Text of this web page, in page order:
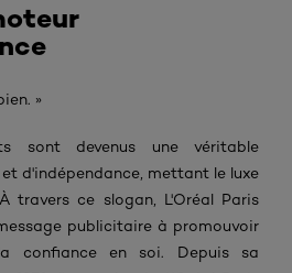
»
sont devenus une véritable
d'indépendance, mettant le luxe
travers ce slogan, L'Oréal Paris
publicitaire à promouvoir
confiance en soi. Depuis sa